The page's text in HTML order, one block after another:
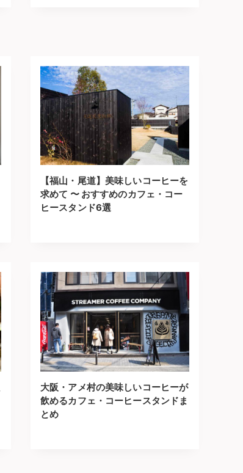
【福山・尾道】美味しいコーヒーを
求めて 〜 おすすめのカフェ・コー
ヒースタンド6選
大阪・アメ村の美味しいコーヒーが
飲めるカフェ・コーヒースタンドま
とめ